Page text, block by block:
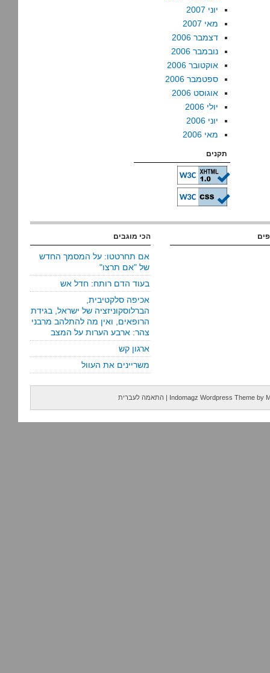
יוני 2007
מאי 2007
דצמבר 2006
נובמבר 2006
אוקטובר 2006
ספטמבר 2006
אוגוסט 2006
יולי 2006
יוני 2006
מאי 2006
תקנים
הכי מוגבים
אם תחרטטו: על המסמך החדש
של "אם תרצו"
בעוד הדם רותח: חדל אש
אכיפה סלקטיבית,
הברלוסקוניזציה של ישראל, בגידת
הרופאים, ואין מה להתלהב מרבני
צהר: ארבע הערות על המצב
ארגון קש
משריינים את העוול
Indomagz Wordpress Theme by
| התאמה לעברית